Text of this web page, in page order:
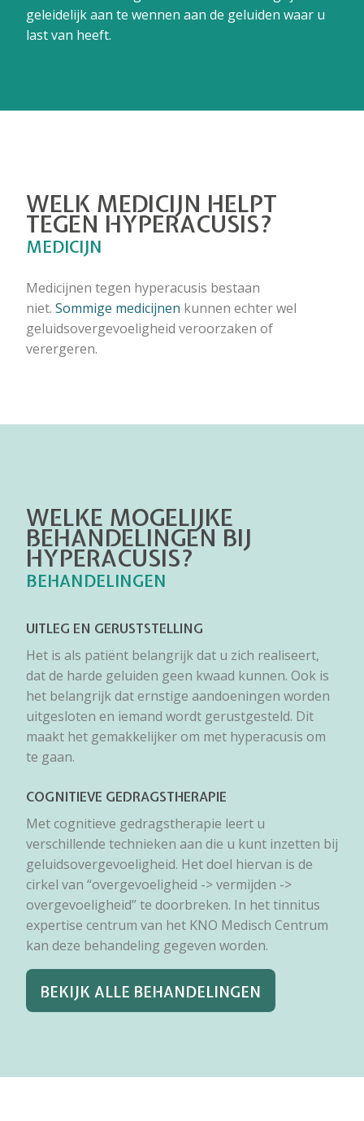
geleidelijk aan te wennen aan de geluiden waar u
last van heeft.
WELK MEDICIJN HELPT
TEGEN HYPERACUSIS?
MEDICIJN
Medicijnen tegen hyperacusis bestaan
niet. Sommige medicijnen kunnen echter wel
geluidsovergevoeligheid veroorzaken of
verergeren.
WELKE MOGELIJKE
BEHANDELINGEN BIJ
HYPERACUSIS?
BEHANDELINGEN
UITLEG EN GERUSTSTELLING
Het is als patiënt belangrijk dat u zich realiseert,
dat de harde geluiden geen kwaad kunnen. Ook is
het belangrijk dat ernstige aandoeningen worden
uitgesloten en iemand wordt gerustgesteld. Dit
maakt het gemakkelijker om met hyperacusis om
te gaan.
COGNITIEVE GEDRAGSTHERAPIE
Met cognitieve gedragstherapie leert u
verschillende technieken aan die u kunt inzetten bij
geluidsovergevoeligheid. Het doel hiervan is de
cirkel van “overgevoeligheid -> vermijden ->
overgevoeligheid” te doorbreken. In het tinnitus
expertise centrum van het KNO Medisch Centrum
kan deze behandeling gegeven worden.
BEKIJK ALLE BEHANDELINGEN